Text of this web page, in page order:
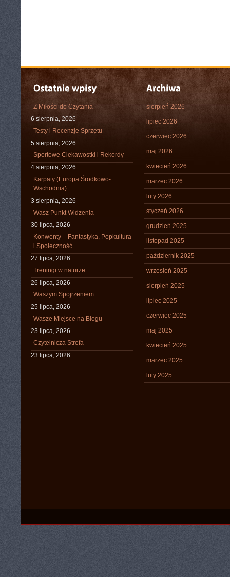
Z Miłości do Czytania
6 sierpnia, 2026
Testy i Recenzje Sprzętu
5 sierpnia, 2026
Sportowe Ciekawostki i Rekordy
4 sierpnia, 2026
Karpaty (Europa Środkowo-
Wschodnia)
3 sierpnia, 2026
Wasz Punkt Widzenia
30 lipca, 2026
Konwenty – Fantastyka, Popkultura
i Społeczność
27 lipca, 2026
Treningi w naturze
26 lipca, 2026
Waszym Spojrzeniem
25 lipca, 2026
Wasze Miejsce na Blogu
23 lipca, 2026
Czytelnicza Strefa
23 lipca, 2026
sierpień 2026
lipiec 2026
czerwiec 2026
maj 2026
kwiecień 2026
marzec 2026
luty 2026
styczeń 2026
grudzień 2025
listopad 2025
październik 2025
wrzesień 2025
sierpień 2025
lipiec 2025
czerwiec 2025
maj 2025
kwiecień 2025
marzec 2025
luty 2025